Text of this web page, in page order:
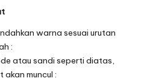
warna sesuai urutan
:
atau sandi seperti diatas,
akan muncul :